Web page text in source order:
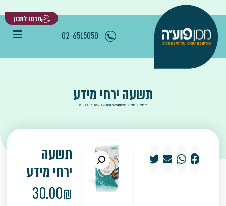
תִּרְמוּ למכון
02-6515050
תשעה ירחי מידע
»חנות» ספרים בהוצאת המכון»תשעה ירחי מידע
תשעה
ירחי מידע
30.00